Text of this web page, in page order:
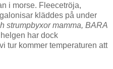
i morse. Fleecetröja,
kläddes på under
strumpbyxor mamma, BARA
har dock
tur kommer temperaturen att